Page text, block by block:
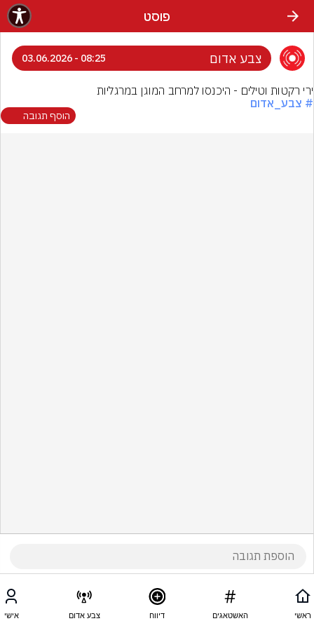
פוסט
צבע אדום 08:25 - 03.06.2026
ירי רקטות וטילים - היכנסו למרחב המוגן במרגליות
# צבע_אדום
הוסף תגובה
ראשי האשטאגים דיווח צבע אדום אישי